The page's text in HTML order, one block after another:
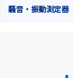
騒音・振動測定器